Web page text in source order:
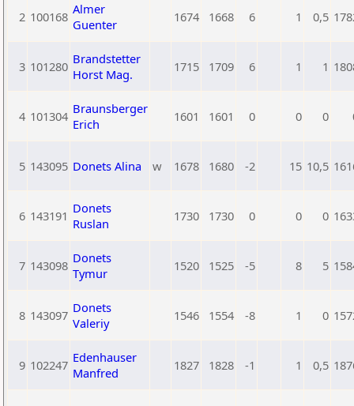
2 100168 Almer
Guenter
1674 1668 6 1 0,5
3 101280 Brandstetter
Horst Mag.
1715 1709 6 1 1
4 101304 Braunsberger
Erich
1601 1601 0 0 0
5 143095 Donets Alina w 1678 1680 -2 15 10,5
6 143191 Donets
Ruslan
1730 1730 0 0 0
7 143098 Donets
Tymur
1520 1525 -5 8 5
8 143097 Donets
Valeriy
1546 1554 -8 1 0
9 102247 Edenhauser
Manfred
1827 1828 -1 1 0,5